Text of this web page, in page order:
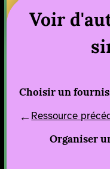
Voir
Choisir un
Ressource
Organiser